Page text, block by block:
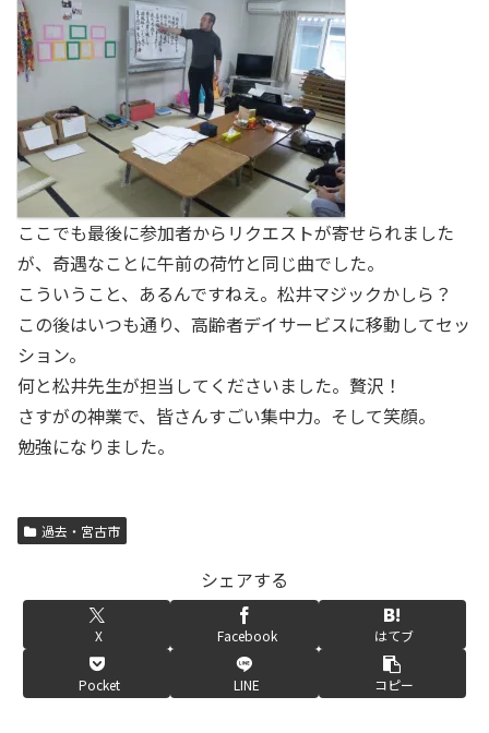
ここでも最後に参加者からリクエストが寄せられました
が、奇遇なことに午前の荷竹と同じ曲でした。
こういうこと、あるんですねえ。松井マジックかしら？
この後はいつも通り、高齢者デイサービスに移動してセッ
ション。
何と松井先生が担当してくださいました。贅沢！
さすがの神業で、皆さんすごい集中力。そして笑顔。
勉強になりました。
過去・宮古市
シェアする
X Facebook はてブ
Pocket LINE コピー